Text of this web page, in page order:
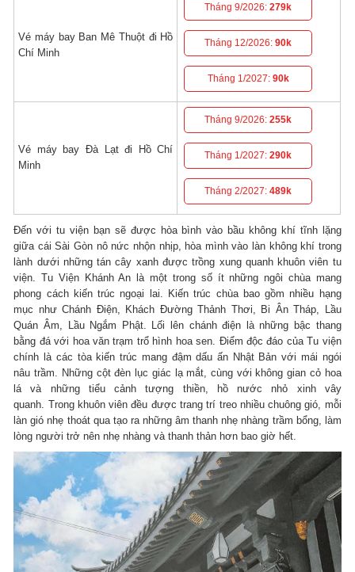
Vé máy bay Ban Mê Thuột đi Hồ
Chí Minh
Tháng 9/2026:279k
Tháng 12/2026:90k
Tháng 1/2027: 90k
Vé máy bay Đà Lạt đi Hồ Chí
Minh
Tháng 9/2026:255k
Tháng 1/2027:290k
Tháng 2/2027:489k
Đến với tu viện bạn sẽ được hòa bình vào bầu không khí tĩnh lặng
giữa cái Sài Gòn nô nức nhộn nhịp, hòa mình vào làn không khí trong
lành dưới những tán cây xanh được trồng xung quanh khuôn viên tu
viện. Tu Viện Khánh An là một trong số ít những ngôi chùa mang
phong cách kiến trúc ngoại lai. Kiến trúc chùa bao gồm nhiều hạng
mục như Chánh Điện, Khách Đường Thảnh Thơi, Bi Ân Tháp, Lầu
Quán Âm, Lầu Ngắm Phật. Lối lên chánh điện là những bậc thang
bằng đá với hoa văn trạm trổ hình hoa sen. Điểm độc đáo của Tu viện
chính là các tòa kiến trúc mang đậm dấu ấn Nhật Bản với mái ngói
nâu trầm. Những cột đèn lục giác lạ mắt, cùng với không gian cỏ hoa
lá và những tiểu cảnh tượng thiền, hồ nước nhỏ xinh vây
quanh. Trong khuôn viên đều được trang trí treo nhiều chuông gió, mỗi
làn gió nhẹ thoát qua tạo ra những âm thanh nhẹ nhàng trầm bổng, làm
lòng người trở nên nhẹ nhàng và thanh thản hơn bao giờ hết.